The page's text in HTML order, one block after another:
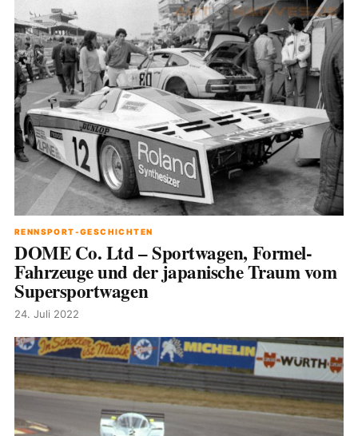
RENNSPORT-GESCHICHTEN
DOME Co. Ltd – Sportwagen, Formel-
Fahrzeuge und der japanische Traum vom
Supersportwagen
24. Juli 2022